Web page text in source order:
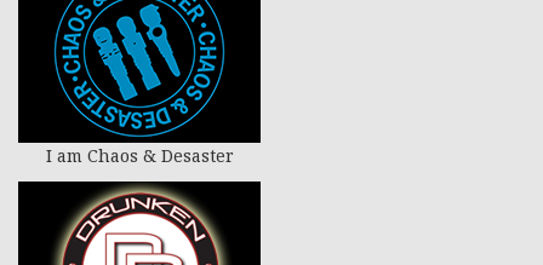
I am Chaos & Desaster